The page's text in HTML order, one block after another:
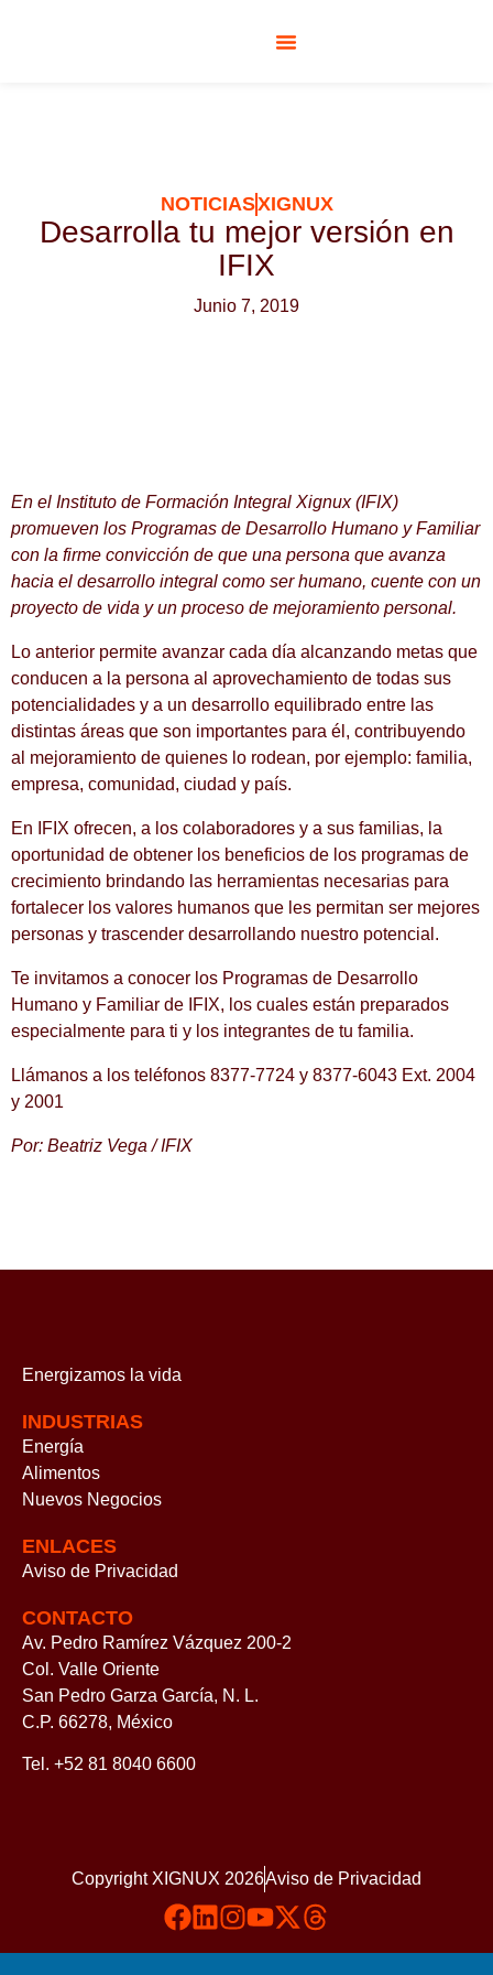
NOTICIASXIGNUX
Desarrolla tu mejor versión en
IFIX
Junio 7, 2019
En el Instituto de Formación Integral Xignux (IFIX)
promueven los Programas de Desarrollo Humano y Familiar
con la firme convicción de que una persona que avanza
hacia el desarrollo integral como ser humano, cuente con un
proyecto de vida y un proceso de mejoramiento personal.
Lo anterior permite avanzar cada día alcanzando metas que
conducen a la persona al aprovechamiento de todas sus
potencialidades y a un desarrollo equilibrado entre las
distintas áreas que son importantes para él, contribuyendo
al mejoramiento de quienes lo rodean, por ejemplo: familia,
empresa, comunidad, ciudad y país.
En IFIX ofrecen, a los colaboradores y a sus familias, la
oportunidad de obtener los beneficios de los programas de
crecimiento brindando las herramientas necesarias para
fortalecer los valores humanos que les permitan ser mejores
personas y trascender desarrollando nuestro potencial.
Te invitamos a conocer los Programas de Desarrollo
Humano y Familiar de IFIX, los cuales están preparados
especialmente para ti y los integrantes de tu familia.
Llámanos a los teléfonos 8377-7724 y 8377-6043 Ext. 2004
y 2001
Por: Beatriz Vega / IFIX
Energizamos la vida
INDUSTRIAS
Energía
Alimentos
Nuevos Negocios
ENLACES
Aviso de Privacidad
CONTACTO
Av. Pedro Ramírez Vázquez 200-2
Col. Valle Oriente
San Pedro Garza García, N. L.
C.P. 66278, México
Tel. +52 81 8040 6600
Copyright XIGNUX 2026Aviso de Privacidad